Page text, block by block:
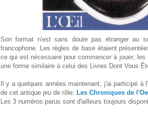
Son format n'est sans doute pas étranger au
francophone. Les règles de base étaient
ce qui est nécessaire pour commencer à jouer;
une forme similaire à celui des Livres Dont Vous
Il y a quelques années maintenant, j'ai participé à
de cet antique jeu de rôle: Les Chroniques de
Les 3 numéros parus sont d'ailleurs toujours